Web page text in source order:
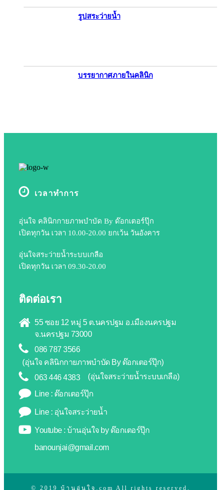
รูปสระว่ายน้ำ
บรรยากาศภายในคลินิก
เวลาทำการ
อุ่นใจ คลินิกกายภาพบำบัด By ด๊อกเตอร์ปุ๊ก
เปิดทุกวัน เวลา 10.00-20.00 ยกเว้น วันอังคาร​
อุ่นใจสระว่ายน้ำระบบเกลือ
เปิดทุกวัน เวลา 09.30-20.00
ติดต่อเรา
55 ซอย 12 หมู่ 5 ต.นครปฐม อ.เมืองนครปฐม
จ.นครปฐม 73000
086 787 3566
(อุ่นใจ คลินิกกายภาพบำบัด By ด๊อกเตอร์ปุ๊ก)
063 446 4383
(อุ่นใจสระว่ายน้ำระบบเกลือ)
Line : ด๊อกเตอร์ปุ๊ก
Line : อุ่นใจสระว่ายน้ำ
Youtube : บ้านอุ่นใจ by ด๊อกเตอร์ปุ๊ก
banounjai@gmail.com
© 2019 บ้านอุ่นใจ.com All rights reserved.